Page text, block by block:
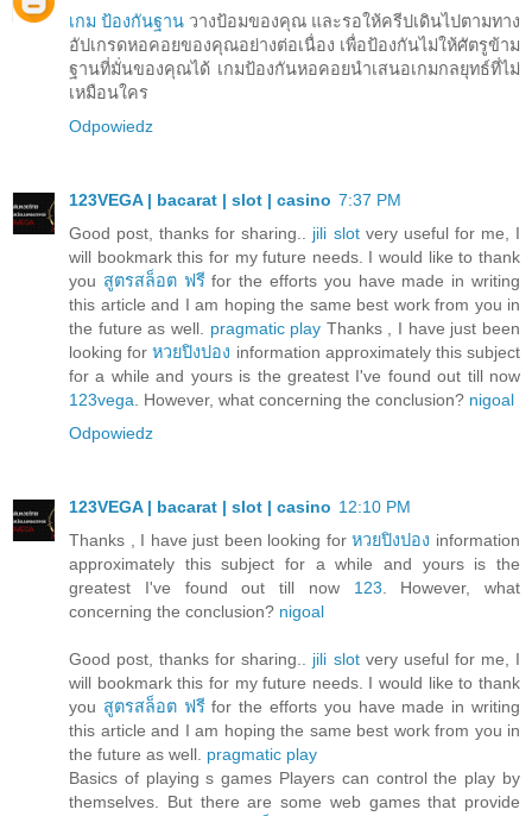
เกม ป้องกันฐาน วางป้อมของคุณ และรอให้ครีปเดินไปตามทาง
อัปเกรดหอคอยของคุณอย่างต่อเนื่อง เพื่อป้องกันไม่ให้ศัตรูข้าม
ฐานที่มั่นของคุณได้ เกมป้องกันหอคอยนำเสนอเกมกลยุทธ์ที่ไม่
เหมือนใคร
Odpowiedz
123VEGA | bacarat | slot | casino 7:37 PM
Good post, thanks for sharing.. jili slotvery useful for me, I
will bookmark this for my future needs. I would like to thank
you สูตรสล็อต ฟรีfor the efforts you have made in writing
this article and I am hoping the same best work from you in
the future as well. pragmatic play Thanks , I have just been
looking forหวยปิงปอง information approximately this subject
for a while and yours is the greatest I've found out till now
123vega. However, what concerning the conclusion? nigoal
Odpowiedz
123VEGA | bacarat | slot | casino 12:10 PM
Thanks , I have just been looking forหวยปิงปอง information
approximately this subject for a while and yours is the
greatest I've found out till now 123. However, what
concerning the conclusion? nigoal
Good post, thanks for sharing.. jili slotvery useful for me, I
will bookmark this for my future needs. I would like to thank
you สูตรสล็อต ฟรีfor the efforts you have made in writing
this article and I am hoping the same best work from you in
the future as well. pragmatic play
Basics of playing s games Players can control the play by
themselves. But there are some web games that provide